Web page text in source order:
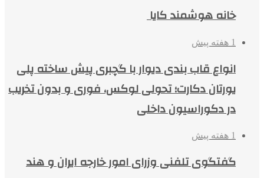
خانه هوشمند کایا
1 هفته پیش
انواع قاب بندی دیوار با گچبری پیش ساخته پلی
یورتان دکارت؛ تحولی لوکس، فوری و بدون تخریب
در دکوراسیون داخلی
1 هفته پیش
گفتگوی تلفنی وزرای امور خارجه ایران و هند